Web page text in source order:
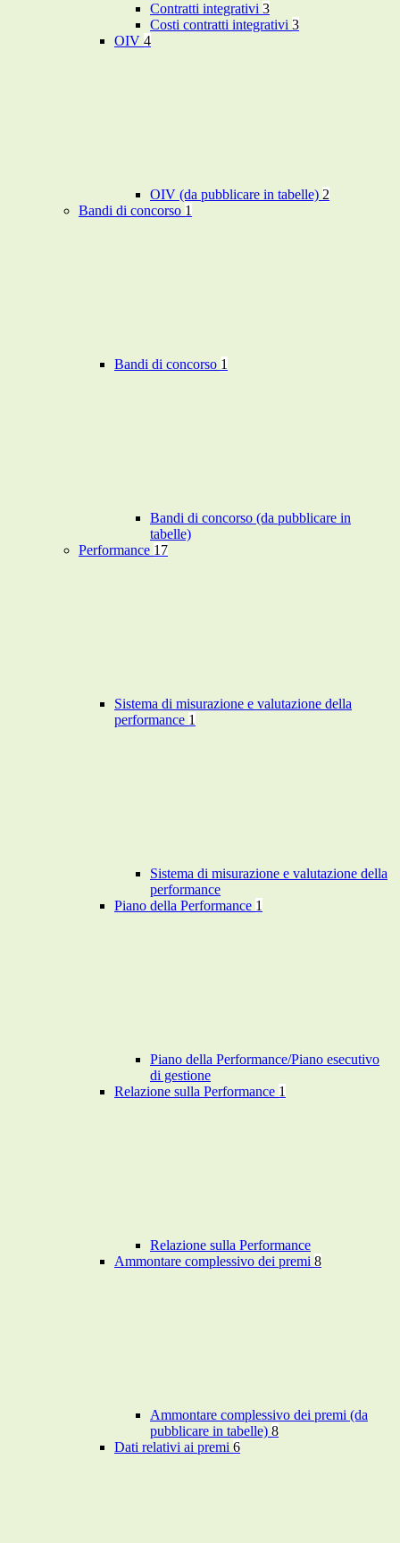
Contratti integrativi 3
Costi contratti integrativi 3
OIV 4
OIV (da pubblicare in tabelle) 2
Bandi di concorso 1
Bandi di concorso 1
Bandi di concorso (da pubblicare in
tabelle)
Performance 17
Sistema di misurazione e valutazione della
performance 1
Sistema di misurazione e valutazione della
performance
Piano della Performance 1
Piano della Performance/Piano esecutivo
di gestione
Relazione sulla Performance 1
Relazione sulla Performance
Ammontare complessivo dei premi 8
Ammontare complessivo dei premi (da
pubblicare in tabelle) 8
Dati relativi ai premi 6